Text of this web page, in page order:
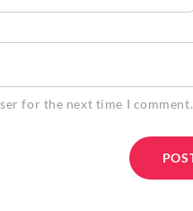
for the next time I comment.